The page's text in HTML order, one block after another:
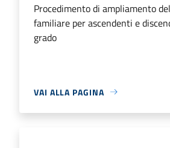
Procedimento di ampliamento
familiare per ascendenti e
grado
VAI ALLA PAGINA